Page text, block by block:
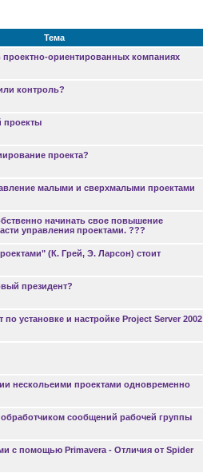
Тема
проектно-ориентированных компаниях
контроль?
проекты
проекта?
малыми и сверхмалыми проектами
начинать свое повышение
управления проектами. ???
(К. Грей, Э. Ларсон) стоит
президент?
по установке и настройке Project Server 2002
нескольеими проектами одновременно
обработчиком сообщений рабочей группы
с помощью Primavera - Отличия от Spider